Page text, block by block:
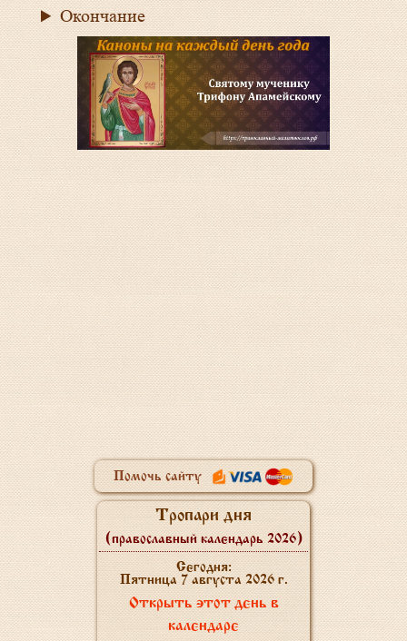
Окончание
Помочь сайту
Тропари дня
(православный календарь 2026)
Сегодня:
Пятница 7 августа 2026 г.
Открыть этот день в
календаре